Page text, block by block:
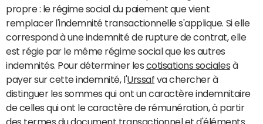
propre : le régime social du paiement que vient
remplacer l'indemnité transactionnelle s'applique. Si elle
correspond à une indemnité de rupture de contrat, elle
est régie par le même régime social que les autres
indemnités. Pour déterminer les cotisations sociales à
payer sur cette indemnité, l'Urssaf va chercher à
distinguer les sommes qui ont un caractère indemnitaire
de celles qui ont le caractère de rémunération, à partir
des termes du document transactionnel et d'éléments